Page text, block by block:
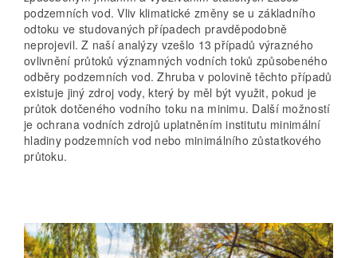
podzemních vod. Vliv klimatické změny se u základního
odtoku ve studovaných případech pravděpodobně
neprojevil. Z naší analýzy vzešlo 13 případů výrazného
ovlivnění průtoků významných vodních toků způsobeného
odběry podzemních vod. Zhruba v polovině těchto případů
existuje jiný zdroj vody, který by měl být využit, pokud je
průtok dotčeného vodního toku na minimu. Další možností
je ochrana vodních zdrojů uplatněním institutu minimální
hladiny podzemních vod nebo minimálního zůstatkového
průtoku.